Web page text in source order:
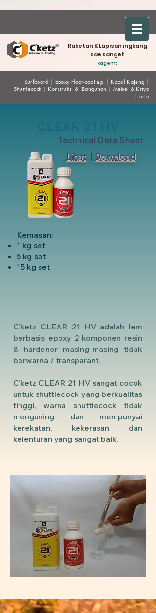
Raketan & Lapisan ingkang
sae sanget
kagem:
Surfboard | Epoxy Floor-coating |Kapal Kajeng |
Shuttlecock |Konstruksi & Bangunan | Mebel & Kriya
Hasta
Kemasan:
1 kg set
5 kg set
15 kg set
Technical Data Sheet
Lihat | Download
C’ketz CLEAR 21 HV adalah lem
berbasis epoxy 2 komponen resin
& hardener masing-masing tidak
berwarna / transparant.
C’ketz CLEAR 21 HV sangat cocok
untuk shuttlecock yang berkualitas
tinggi, warna shuttlecock tidak
menguning dan mempunyai
kerekatan, kekerasan dan
kelenturan yang sangat baik.